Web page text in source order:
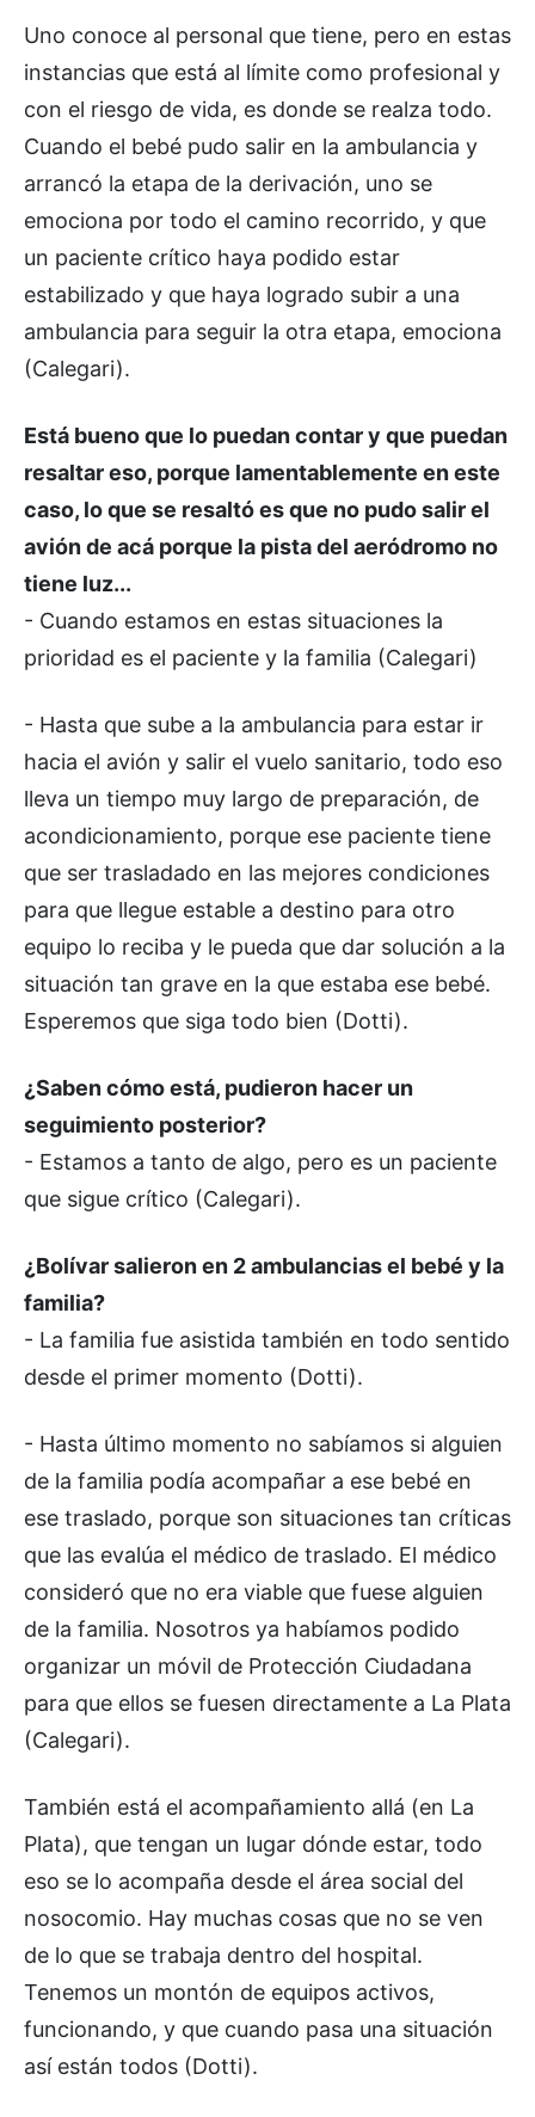
Uno conoce al personal que tiene, pero en estas
instancias que está al límite como profesional y
con el riesgo de vida, es donde se realza todo.
Cuando el bebé pudo salir en la ambulancia y
arrancó la etapa de la derivación, uno se
emociona por todo el camino recorrido, y que
un paciente crítico haya podido estar
estabilizado y que haya logrado subir a una
ambulancia para seguir la otra etapa, emociona
(Calegari).
Está bueno que lo puedan contar y que puedan
resaltar eso, porque lamentablemente en este
caso, lo que se resaltó es que no pudo salir el
avión de acá porque la pista del aeródromo no
tiene luz...
- Cuando estamos en estas situaciones la
prioridad es el paciente y la familia (Calegari)
- Hasta que sube a la ambulancia para estar ir
hacia el avión y salir el vuelo sanitario, todo eso
lleva un tiempo muy largo de preparación, de
acondicionamiento, porque ese paciente tiene
que ser trasladado en las mejores condiciones
para que llegue estable a destino para otro
equipo lo reciba y le pueda que dar solución a la
situación tan grave en la que estaba ese bebé.
Esperemos que siga todo bien (Dotti).
¿Saben cómo está, pudieron hacer un
seguimiento posterior?
- Estamos a tanto de algo, pero es un paciente
que sigue crítico (Calegari).
¿Bolívar salieron en 2 ambulancias el bebé y la
familia?
- La familia fue asistida también en todo sentido
desde el primer momento (Dotti).
- Hasta último momento no sabíamos si alguien
de la familia podía acompañar a ese bebé en
ese traslado, porque son situaciones tan críticas
que las evalúa el médico de traslado. El médico
consideró que no era viable que fuese alguien
de la familia. Nosotros ya habíamos podido
organizar un móvil de Protección Ciudadana
para que ellos se fuesen directamente a La Plata
(Calegari).
También está el acompañamiento allá (en La
Plata), que tengan un lugar dónde estar, todo
eso se lo acompaña desde el área social del
nosocomio. Hay muchas cosas que no se ven
de lo que se trabaja dentro del hospital.
Tenemos un montón de equipos activos,
funcionando, y que cuando pasa una situación
así están todos (Dotti).